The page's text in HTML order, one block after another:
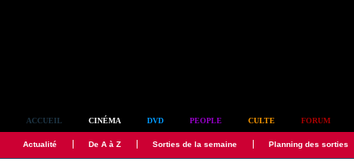
ACCUEIL CINÉMA DVD PEOPLE CULTE FORUM
Actualité De A à Z Sorties de la semaine Planning des sorties